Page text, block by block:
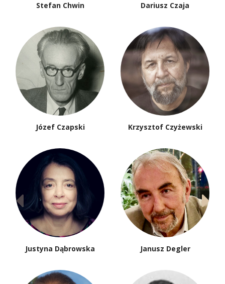
Stefan Chwin Dariusz Czaja
Józef Czapski Krzysztof Czyżewski
Justyna Dąbrowska Janusz Degler